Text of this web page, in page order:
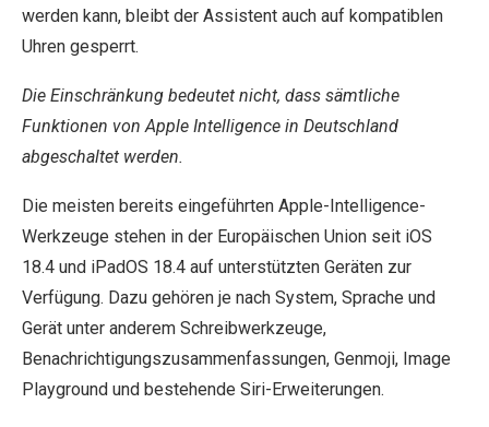
werden kann, bleibt der Assistent auch auf kompatiblen
Uhren gesperrt.
Die Einschränkung bedeutet nicht, dass sämtliche
Funktionen von Apple Intelligence in Deutschland
abgeschaltet werden.
Die meisten bereits eingeführten Apple-Intelligence-
Werkzeuge stehen in der Europäischen Union seit iOS
18.4 und iPadOS 18.4 auf unterstützten Geräten zur
Verfügung. Dazu gehören je nach System, Sprache und
Gerät unter anderem Schreibwerkzeuge,
Benachrichtigungszusammenfassungen, Genmoji, Image
Playground und bestehende Siri-Erweiterungen.